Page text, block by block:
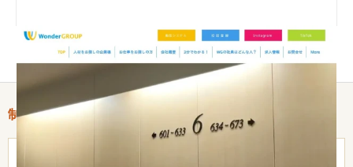
制作情報